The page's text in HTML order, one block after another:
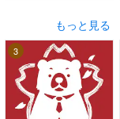
もっと見る
3